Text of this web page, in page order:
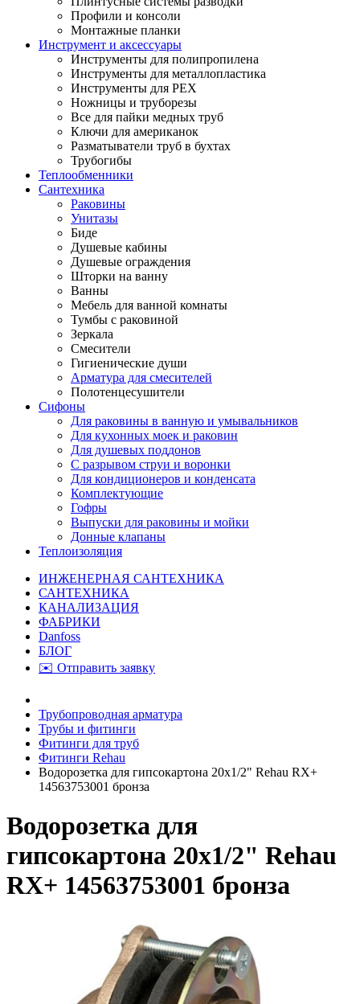
Профили и консоли
Монтажные планки
Инструмент и аксессуары
Инструменты для полипропилена
Инструменты для металлопластика
Инструменты для PEX
Ножницы и труборезы
Все для пайки медных труб
Ключи для американок
Разматыватели труб в бухтах
Трубогибы
Теплообменники
Сантехника
Раковины
Унитазы
Биде
Душевые кабины
Душевые ограждения
Шторки на ванну
Ванны
Мебель для ванной комнаты
Тумбы с раковиной
Зеркала
Смесители
Гигиенические души
Арматура для смесителей
Полотенцесушители
Сифоны
Для раковины в ванную и умывальников
Для кухонных моек и раковин
Для душевых поддонов
С разрывом струи и воронки
Для кондиционеров и конденсата
Комплектующие
Гофры
Выпуски для раковины и мойки
Донные клапаны
Теплоизоляция
ИНЖЕНЕРНАЯ САНТЕХНИКА
САНТЕХНИКА
КАНАЛИЗАЦИЯ
ФАБРИКИ
Danfoss
БЛОГ
✉️ Отправить заявку
Трубопроводная арматура
Трубы и фитинги
Фитинги для труб
Фитинги Rehau
Водорозетка для гипсокартона 20x1/2" Rehau RX+
14563753001 бронза
Водорозетка для
гипсокартона 20x1/2" Rehau
RX+ 14563753001 бронза